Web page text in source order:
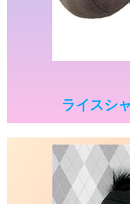
ライスシ